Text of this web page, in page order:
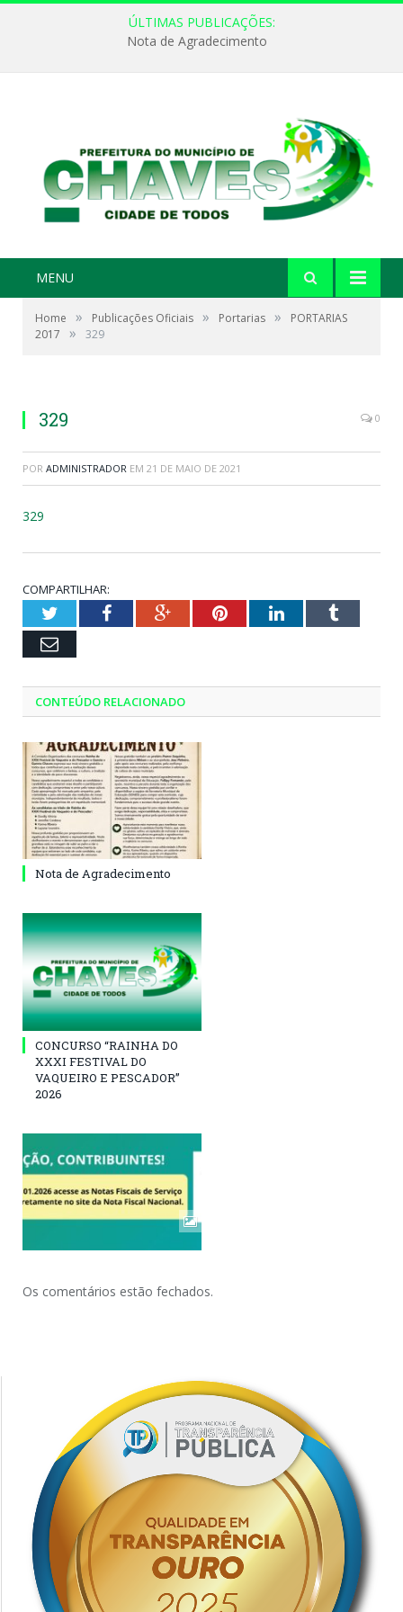
ÚLTIMAS PUBLICAÇÕES:
Nota de Agradecimento
MENU
Home » Publicações Oficiais » Portarias »
PORTARIAS
2017
» 329
329 0
POR ADMINISTRADOR EM 21 DE MAIO DE 2021
329
COMPARTILHAR:
TwitterFacebookGoogle+PinterestLinkedInTumblr
Email
CONTEÚDO RELACIONADO
Nota de Agradecimento
CONCURSO “RAINHA DO
XXXI FESTIVAL DO
VAQUEIRO E PESCADOR”
2026
Os comentários estão fechados.